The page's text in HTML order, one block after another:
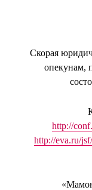
Скорая
опекунам,
http://
http://eva.ru/